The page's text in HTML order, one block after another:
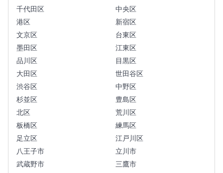
千代田区
中央区
港区
新宿区
文京区
台東区
墨田区
江東区
品川区
目黒区
大田区
世田谷区
渋谷区
中野区
杉並区
豊島区
北区
荒川区
板橋区
練馬区
足立区
江戸川区
八王子市
立川市
武蔵野市
三鷹市